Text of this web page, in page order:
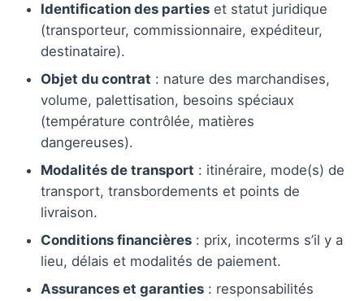
Identification des parties et statut juridique
(transporteur, commissionnaire, expéditeur,
destinataire).
Objet du contrat : nature des marchandises,
volume, palettisation, besoins spéciaux
(température contrôlée, matières
dangereuses).
Modalités de transport : itinéraire, mode(s) de
transport, transbordements et points de
livraison.
Conditions financières : prix, incoterms s’il y a
lieu, délais et modalités de paiement.
Assurances et garanties : responsabilités